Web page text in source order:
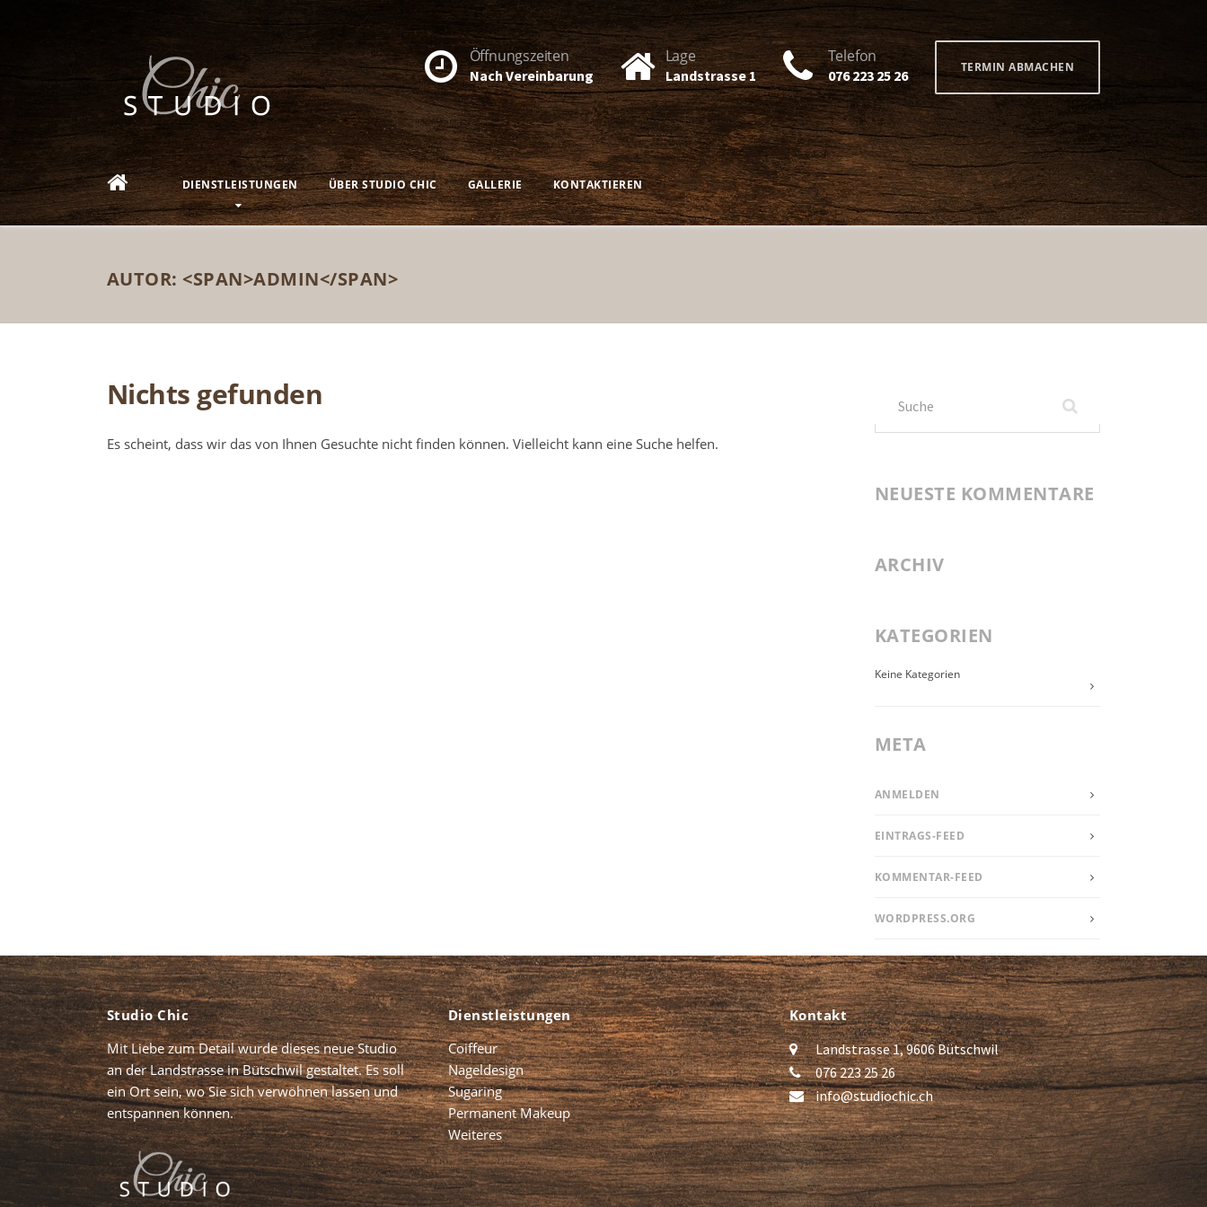
DIENSTLEISTUNGEN ÜBER STUDIO CHIC GALLERIE KONTAKTIEREN
Öffnungszeiten
Nach Vereinbarung
Lage
Landstrasse 1
Telefon
076 223 25 26 TERMIN ABMACHEN
AUTOR: <SPAN>ADMIN</SPAN>
Nichts gefunden
Es scheint, dass wir das von Ihnen Gesuchte nicht finden können. Vielleicht kann eine Suche helfen.
nach:
NEUESTE KOMMENTARE
ARCHIV
KATEGORIEN
Keine Kategorien
META
ANMELDEN
EINTRAGS-FEED
KOMMENTAR-FEED
WORDPRESS.ORG
Studio Chic
Mit Liebe zum Detail wurde dieses neue Studio
an der Landstrasse in Bütschwil gestaltet. Es soll
ein Ort sein, wo Sie sich verwöhnen lassen und
entspannen können.
Dienstleistungen
Coiffeur
Nageldesign
Sugaring
Permanent Makeup
Weiteres
Kontakt
Landstrasse 1, 9606 Bütschwil
076 223 25 26
info@studiochic.ch